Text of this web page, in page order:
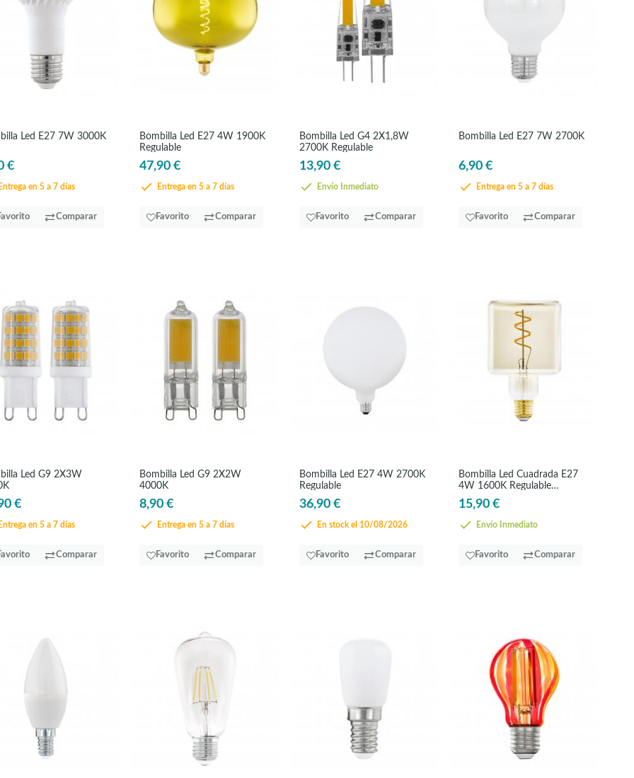
Led E27 7W 3000K
€
Entrega en 5 a 7 días
Comparar
Bombilla Led E27 4W 1900K
Regulable
47,90 €
Entrega en 5 a 7 días
Favorito Comparar
Bombilla Led G4 2X1,8W
2700K Regulable
13,90 €
Envío Inmediato
Favorito Comparar
Bombilla Led E27 7W 2700K
6,90 €
Entrega en 5 a 7 días
Favorito Comparar
Led G9 2X3W
€
Entrega en 5 a 7 días
Comparar
Bombilla Led G9 2X2W
4000K
8,90 €
Entrega en 5 a 7 días
Favorito Comparar
Bombilla Led E27 4W 2700K
Regulable
36,90 €
En stock el 10/08/2026
Favorito Comparar
Bombilla Led Cuadrada E27
4W 1600K Regulable
Filamento
15,90 €
Envío Inmediato
Favorito Comparar